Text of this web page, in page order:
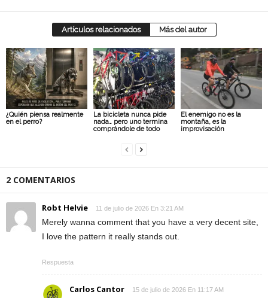
Artículos relacionados Más del autor
¿Quién piensa realmente
en el perro?
La bicicleta nunca pide
nada… pero uno termina
comprándole de todo
El enemigo no es la
montaña, es la
improvisación
2 COMENTARIOS
Robt Helvie 11 de julio de 2026 En 3:21 AM
Merely wanna comment that you have a very decent site,
I love the pattern it really stands out.
Respuesta
Carlos Cantor 15 de julio de 2026 En 11:17 AM